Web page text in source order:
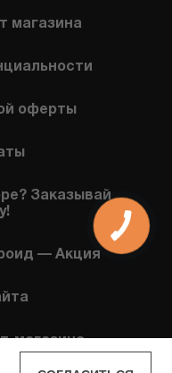
магазина
оферты
Заказывай
— Акция
магазина